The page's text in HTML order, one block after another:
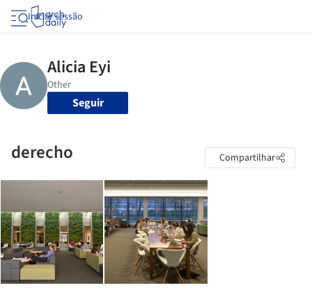
Iniciar sessão
Seguir
derecho Compartilhar